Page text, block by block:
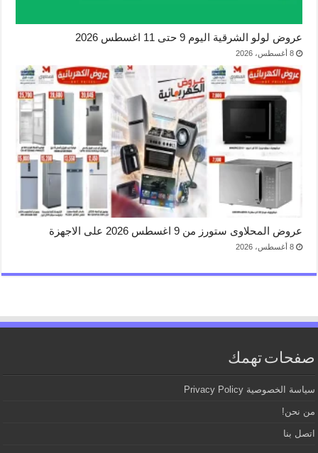
عروض لولو الشرقية اليوم 9 حتى 11 اغسطس 2026
8 أغسطس، 2026
عروض المحلاوى ستورز من 9 اغسطس 2026 على الاجهزة
8 أغسطس، 2026
صفحات تهمك
سياسة الخصوصية Privacy Policy
من نحن!
اتصل بنا